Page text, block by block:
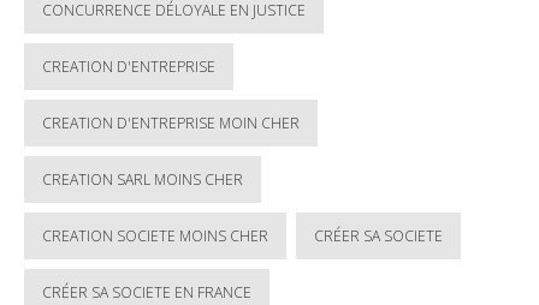
CONCURRENCE DÉLOYALE EN JUSTICE
CREATION D'ENTREPRISE
CREATION D'ENTREPRISE MOIN CHER
CREATION SARL MOINS CHER
CREATION SOCIETE MOINS CHER CRÉER SA SOCIETE
CRÉER SA SOCIETE EN FRANCE